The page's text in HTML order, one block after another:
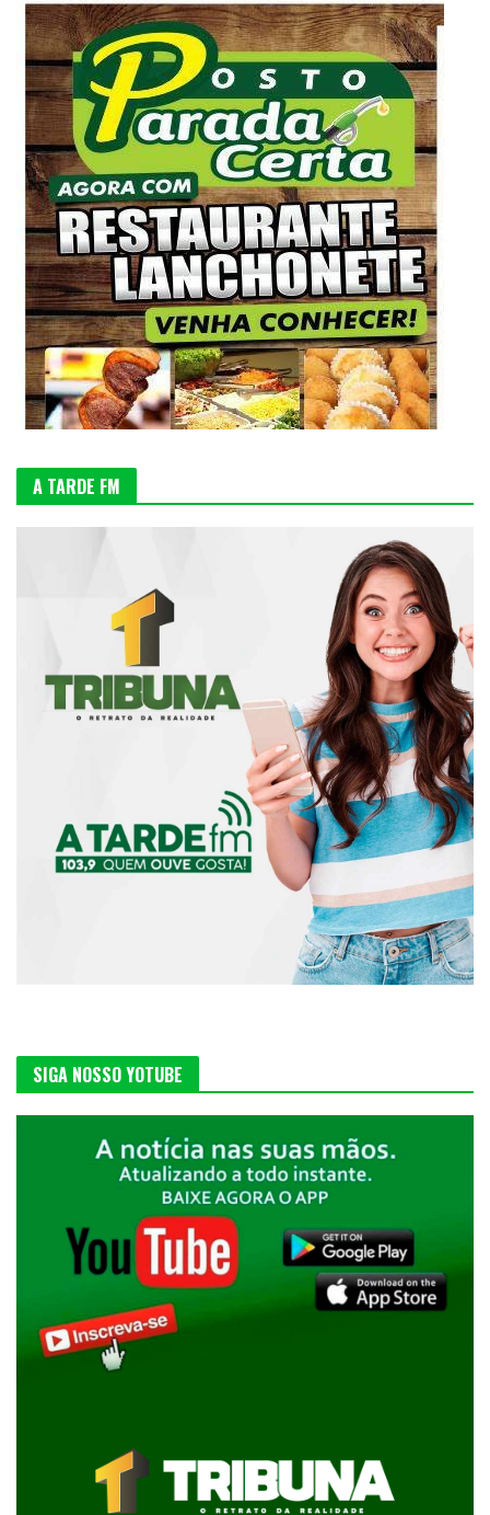
A TARDE FM
SIGA NOSSO YOTUBE